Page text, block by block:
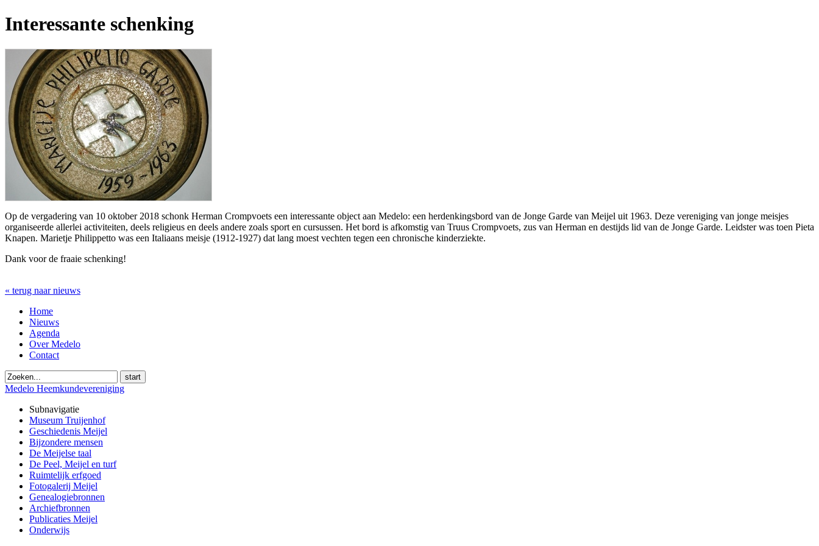
Interessante schenking
Op de vergadering van 10 oktober 2018 schonk Herman Crompvoets een interessante object aan Medelo: een herdenkingsbord van de Jonge Garde van Meijel uit 1963. Deze vereniging van jonge meisjes
organiseerde allerlei activiteiten, deels religieus en deels andere zoals sport en cursussen. Het bord is afkomstig van Truus Crompvoets, zus van Herman en destijds lid van de Jonge Garde. Leidster was toen Pieta
Knapen. Marietje Philippetto was een Italiaans meisje (1912-1927) dat lang moest vechten tegen een chronische kinderziekte.
Dank voor de fraaie schenking!
« terug naar nieuws
Home
Nieuws
Agenda
Over Medelo
Contact
start
Medelo Heemkundevereniging
Subnavigatie
Museum Truijenhof
Geschiedenis Meijel
Bijzondere mensen
De Meijelse taal
De Peel, Meijel en turf
Ruimtelijk erfgoed
Fotogalerij Meijel
Genealogiebronnen
Archiefbronnen
Publicaties Meijel
Onderwijs